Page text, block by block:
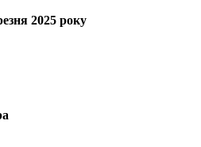
2025 року